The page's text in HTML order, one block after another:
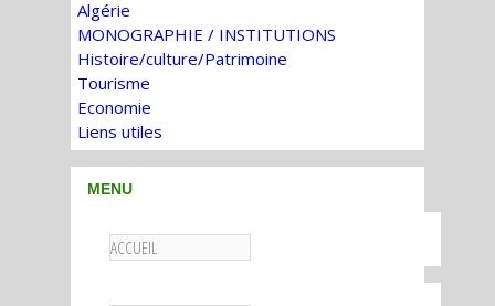
Algérie
MONOGRAPHIE / INSTITUTIONS
Histoire/culture/Patrimoine
Tourisme
Economie
Liens utiles
MENU
ACCUEIL